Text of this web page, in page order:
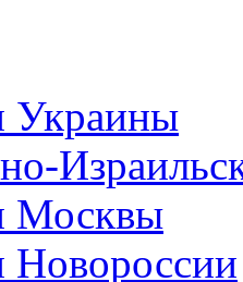
Украины
Москвы
Новороссии